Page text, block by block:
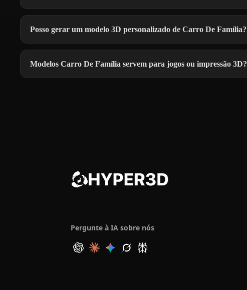
Posso gerar um modelo 3D personalizado de Carro De Família?
Modelos Carro De Família servem para jogos ou impressão 3D?
Pergunte à IA sobre nós